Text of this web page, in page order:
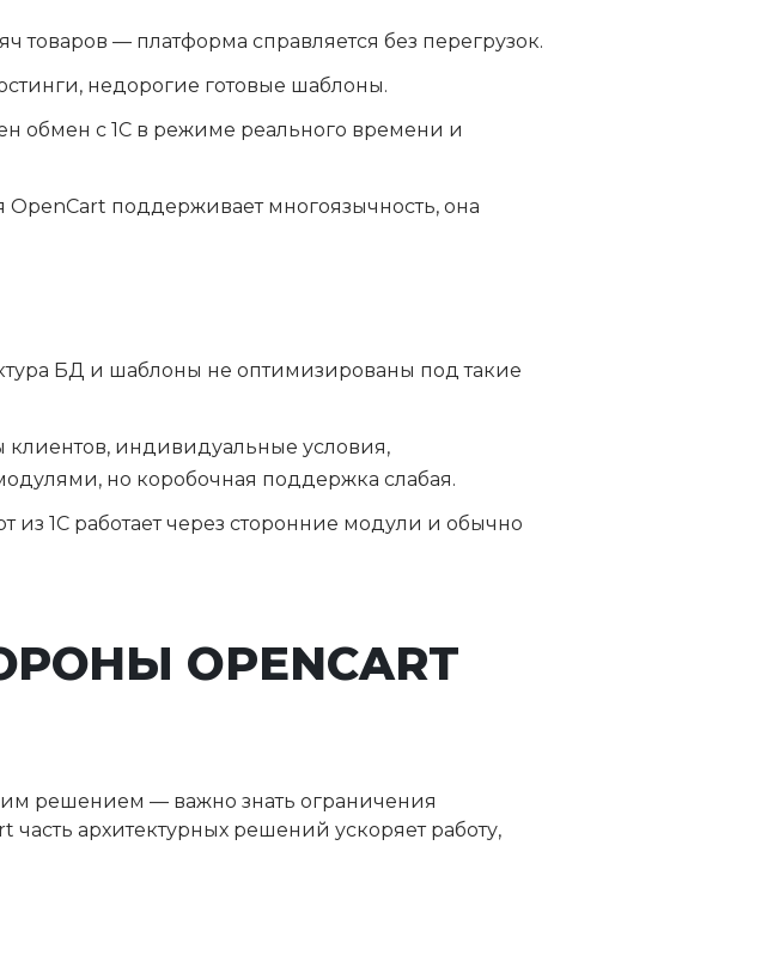
товаров — платформа справляется без перегрузок.
недорогие готовые шаблоны.
обмен с 1С в режиме реального времени и
OpenCart поддерживает многоязычность, она
БД и шаблоны не оптимизированы под такие
индивидуальные условия,
но коробочная поддержка слабая.
из 1С работает через сторонние модули и обычно
OPENCART
решением — важно знать ограничения
архитектурных решений ускоряет работу,